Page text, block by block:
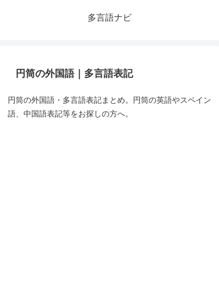
多言語ナビ
円筒の外国語｜多言語表記
円筒の外国語・多言語表記まとめ。円筒の英語やスペイン
語、中国語表記等をお探しの方へ。